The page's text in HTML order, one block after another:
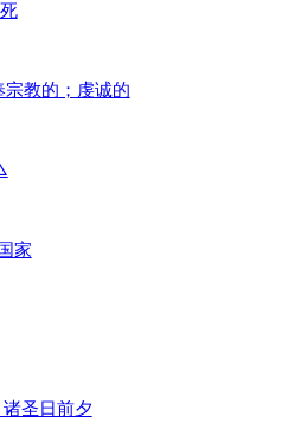
教的；虔诚的
家
圣日前夕